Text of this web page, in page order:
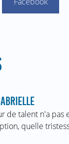
de talent n'a pas
quelle